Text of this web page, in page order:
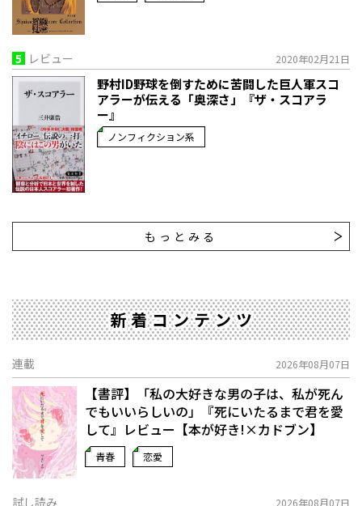
5 レビュー 2020年02月21日
野村ID野球を倒すために苦闘した巨人軍スコ
アラーが伝える「奥深さ」『ザ・スコアラ
ー』
ノンフィクション系
もっとみる
新着コンテンツ
連載 2026年08月07日
【書評】「私の大好きな男の子は、私が死ん
でもいいらしいの」――『死にいたるまで君を愛
して』レビュー【本が好き!×カドブン】
青春 恋愛
試し読み 2026年08月07日